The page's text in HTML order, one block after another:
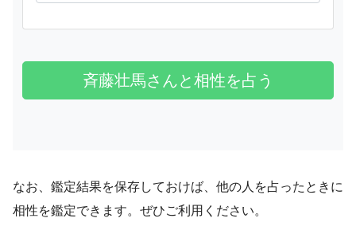
なお、鑑定結果を保存しておけば、他の人を占ったときに
相性を鑑定できます。ぜひご利用ください。